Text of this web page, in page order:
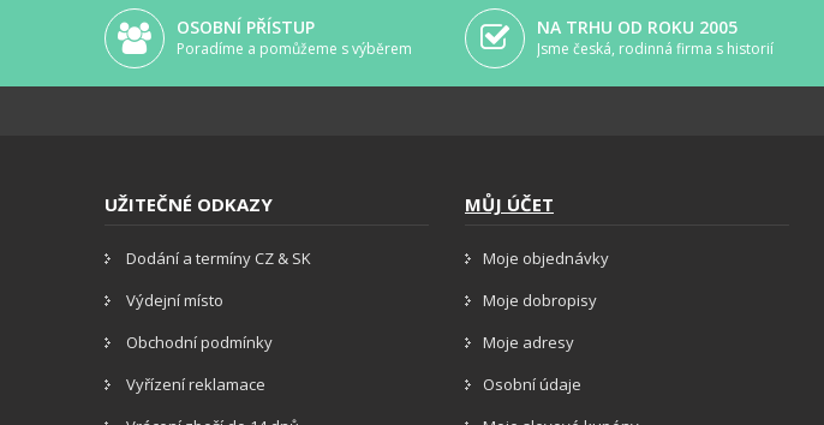
OSOBNÍ PŘÍSTUP
Poradíme a pomůžeme s výběrem
NA TRHU OD ROKU 2005
Jsme česká, rodinná firma s historií
UŽITEČNÉ ODKAZY
Dodání a termíny CZ & SK
Výdejní místo
Obchodní podmínky
Vyřízení reklamace
MŮJ ÚČET
Moje objednávky
Moje dobropisy
Moje adresy
Osobní údaje